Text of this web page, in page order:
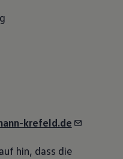
krefeld.de
hin, dass die